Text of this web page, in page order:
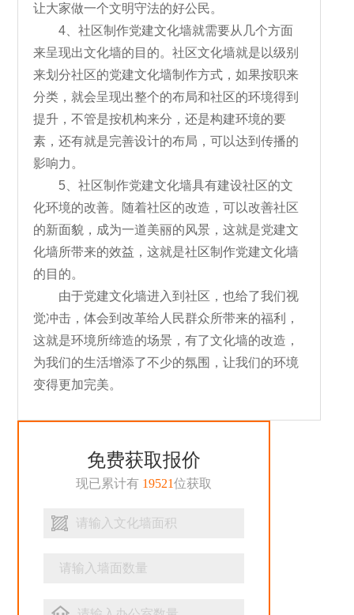
让大家做一个文明守法的好公民。
4、社区制作党建文化墙就需要从几个方面
来呈现出文化墙的目的。社区文化墙就是以级别
来划分社区的党建文化墙制作方式，如果按职来
分类，就会呈现出整个的布局和社区的环境得到
提升，不管是按机构来分，还是构建环境的要
素，还有就是完善设计的布局，可以达到传播的
影响力。
5、社区制作党建文化墙具有建设社区的文
化环境的改善。随着社区的改造，可以改善社区
的新面貌，成为一道美丽的风景，这就是党建文
化墙所带来的效益，这就是社区制作党建文化墙
的目的。
由于党建文化墙进入到社区，也给了我们视
觉冲击，体会到改革给人民群众所带来的福利，
这就是环境所缔造的场景，有了文化墙的改造，
为我们的生活增添了不少的氛围，让我们的环境
变得更加完美。
免费获取报价
现已累计有 19521位获取